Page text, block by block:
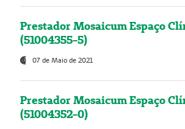
Prestador Mosaicum Espaço
(51004355-5)
07 de Maio de 2021
Prestador Mosaicum Espaço
(51004352-0)